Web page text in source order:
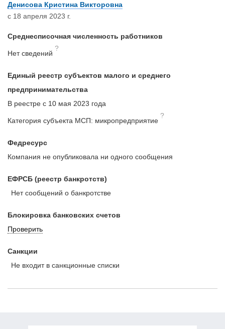
Денисова Кристина Викторовна
с 18 апреля 2023 г.
Среднесписочная численность работников
Нет сведений
?
Единый реестр субъектов малого и среднего
предпринимательства
В реестре с 10 мая 2023 года
Категория субъекта МСП: микропредприятие
?
Федресурс
Компания не опубликовала ни одного сообщения
ЕФРСБ (реестр банкротств)
Нет сообщений о банкротстве
Блокировка банковских счетов
Проверить
Санкции
Не входит в санкционные списки